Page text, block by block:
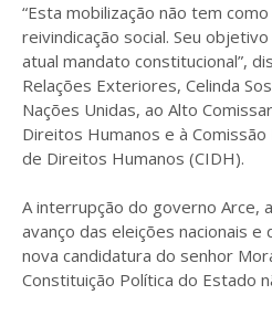
“Esta mobilização não tem
reivindicação social. Seu
atual mandato constitucional”,
Relações Exteriores, Celinda
Nações Unidas, ao Alto
Direitos Humanos e à
de Direitos Humanos (CIDH).
A interrupção do governo Arce,
avanço das eleições nacionais e
nova candidatura do senhor
Constituição Política do Estado